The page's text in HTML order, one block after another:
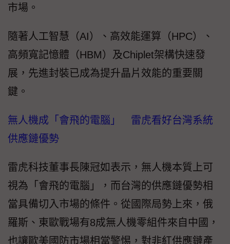
市場。
隨著人工智慧（AI）、高效能運算（HPC）、
高頻寬記憶體（HBM）及Chiplet架構快速發
展，先進封裝已成為提升晶片效能的重要關
鍵。
無人機成「會飛的電腦」 雷虎看好台灣系統
供應鏈優勢
雷虎科技董事長陳冠如表示，無人機本質上可
視為「會飛的電腦」，而台灣的供應鏈優勢相
當具備切入市場的條件。從國際局勢上來，俄
羅斯、東歐戰場有8成無人機零組件來自中國，
也讓歐美國防市場相當警惕，對非紅供應鏈產